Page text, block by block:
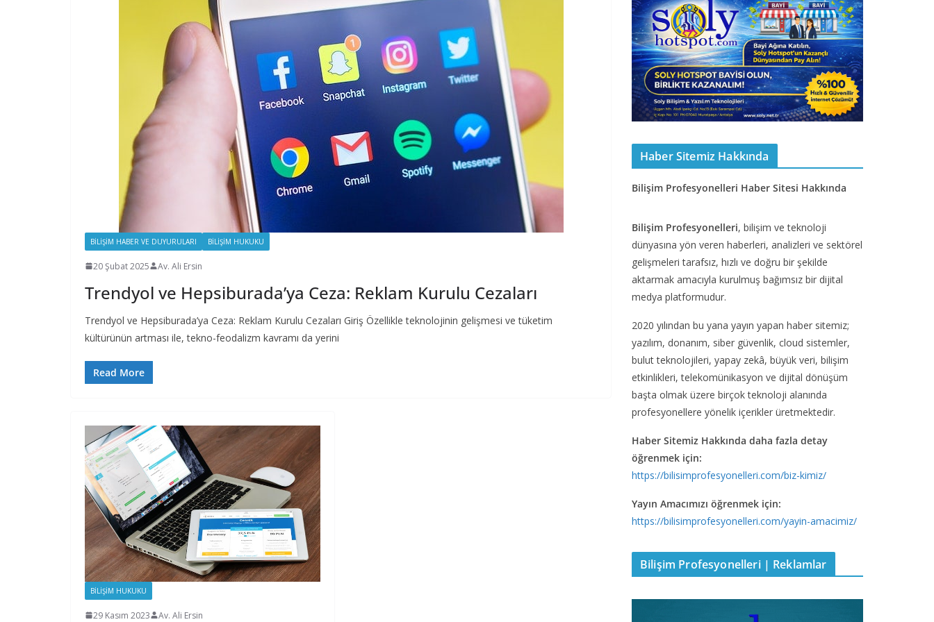
BILIŞIM HABER VE DUYURULARI BILIŞIM HUKUKU
20 Şubat 2025 Av. Ali Ersin
Trendyol ve Hepsiburada’ya Ceza: Reklam Kurulu Cezaları
Trendyol ve Hepsiburada’ya Ceza: Reklam Kurulu Cezaları Giriş Özellikle teknolojinin gelişmesi ve tüketim
kültürünün artması ile, tekno-feodalizm kavramı da yerini
Read More
BILIŞIM HUKUKU
29 Kasım 2023 Av. Ali Ersin
Haber Sitemiz Hakkında
Bilişim Profesyonelleri Haber Sitesi Hakkında
Bilişim Profesyonelleri, bilişim ve teknoloji
dünyasına yön veren haberleri, analizleri ve sektörel
gelişmeleri tarafsız, hızlı ve doğru bir şekilde
aktarmak amacıyla kurulmuş bağımsız bir dijital
medya platformudur.
2020 yılından bu yana yayın yapan haber sitemiz;
yazılım, donanım, siber güvenlik, cloud sistemler,
bulut teknolojileri, yapay zekâ, büyük veri, bilişim
etkinlikleri, telekomünikasyon ve dijital dönüşüm
başta olmak üzere birçok teknoloji alanında
profesyonellere yönelik içerikler üretmektedir.
Haber Sitemiz Hakkında daha fazla detay
öğrenmek için:
https://bilisimprofesyonelleri.com/biz-kimiz/
Yayın Amacımızı öğrenmek için:
https://bilisimprofesyonelleri.com/yayin-amacimiz/
Bilişim Profesyonelleri | Reklamlar